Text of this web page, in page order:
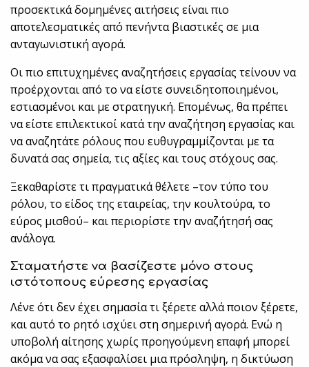
προσεκτικά δομημένες αιτήσεις είναι πιο
αποτελεσματικές από πενήντα βιαστικές σε μια
ανταγωνιστική αγορά.
Οι πιο επιτυχημένες αναζητήσεις εργασίας τείνουν να
προέρχονται από το να είστε συνειδητοποιημένοι,
εστιασμένοι και με στρατηγική. Επομένως, θα πρέπει
να είστε επιλεκτικοί κατά την αναζήτηση εργασίας και
να αναζητάτε ρόλους που ευθυγραμμίζονται με τα
δυνατά σας σημεία, τις αξίες και τους στόχους σας.
Ξεκαθαρίστε τι πραγματικά θέλετε –τον τύπο του
ρόλου, το είδος της εταιρείας, την κουλτούρα, το
εύρος μισθού– και περιορίστε την αναζήτησή σας
ανάλογα.
Σταματήστε να βασίζεστε μόνο στους
ιστότοπους εύρεσης εργασίας
Λένε ότι δεν έχει σημασία τι ξέρετε αλλά ποιον ξέρετε,
και αυτό το ρητό ισχύει στη σημερινή αγορά. Ενώ η
υποβολή αίτησης χωρίς προηγούμενη επαφή μπορεί
ακόμα να σας εξασφαλίσει μια πρόσληψη, η δικτύωση